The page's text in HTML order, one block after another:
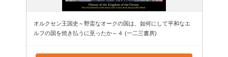
オルクセン王国史～野蛮なオークの国は、如何にして平和なエ
ルフの国を焼き払うに至ったか～４ (一二三書房)